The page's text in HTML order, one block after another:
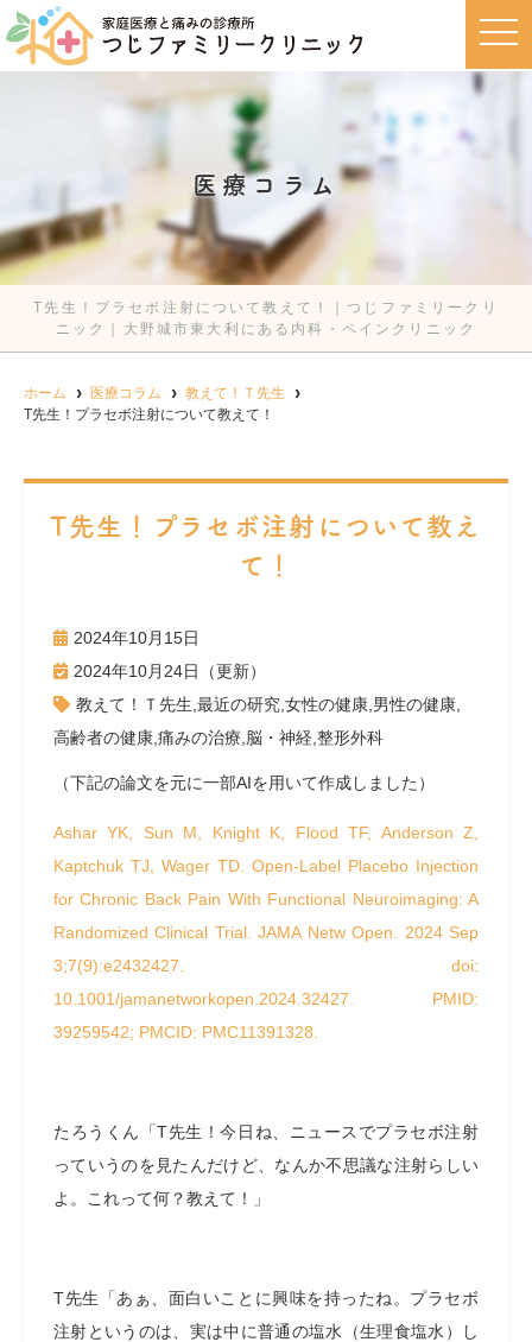
医療コラム
T先生！プラセボ注射について教えて！｜つじファミリークリ
ニック｜大野城市東大利にある内科・ペインクリニック
t
o
ホーム 医療コラム
教えて！Ｔ先生
T先生！プラセボ注射について教えて！
T先生！プラセボ注射について教え
て！
2024年10月15日
2024年10月24日（更新）
教えて！Ｔ先生 最近の研究 女性の健康 男性の健康
高齢者の健康 痛みの治療 脳・神経 整形外科
（下記の論文を元に一部AIを用いて作成しました）
Ashar YK, Sun M, Knight K, Flood TF, Anderson Z,
Kaptchuk TJ, Wager TD. Open-Label Placebo Injection
for Chronic Back Pain With Functional Neuroimaging: A
Randomized Clinical Trial. JAMA Netw Open. 2024 Sep
3;7(9):e2432427. doi:
10.1001/jamanetworkopen.2024.32427. PMID:
39259542; PMCID: PMC11391328.
たろうくん「T先生！今日ね、ニュースでプラセボ注射
っていうのを見たんだけど、なんか不思議な注射らしい
よ。これって何？教えて！」
T先生「あぁ、面白いことに興味を持ったね。プラセボ
注射というのは、実は中に普通の塩水（生理食塩水）し